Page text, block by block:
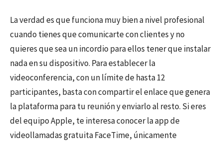
La verdad es que funciona muy bien a nivel profesional
cuando tienes que comunicarte con clientes y no
quieres que sea un incordio para ellos tener que instalar
nada en su dispositivo. Para establecer la
videoconferencia, con un límite de hasta 12
participantes, basta con compartir el enlace que genera
la plataforma para tu reunión y enviarlo al resto. Si eres
del equipo Apple, te interesa conocer la app de
videollamadas gratuita FaceTime, únicamente